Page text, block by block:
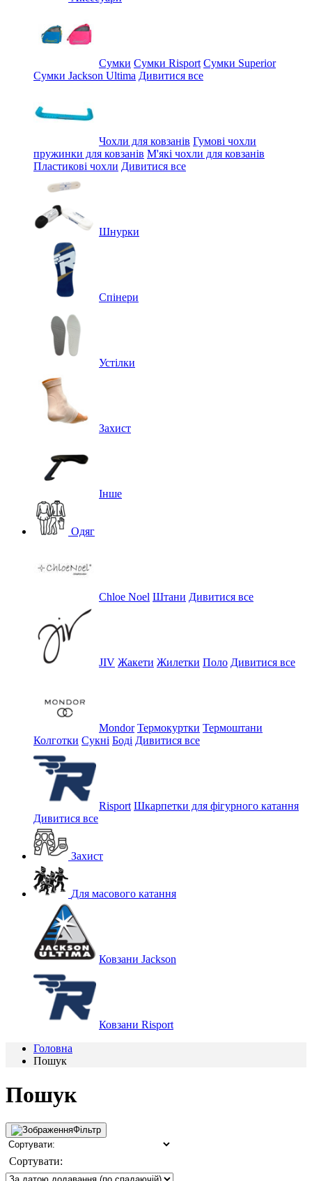
Сумки Сумки Risport Сумки Superior
Сумки Jackson Ultima Дивитися все
Чохли для ковзанів Гумові чохли
пружинки для ковзанів М'які чохли для ковзанів
Пластикові чохли Дивитися все
Шнурки
Спінери
Устілки
Захист
Інше
Одяг
Chloe Noel Штани Дивитися все
JIV Жакети Жилетки Поло Дивитися все
Mondor Термокуртки Термоштани
Колготки Сукні Боді Дивитися все
Risport Шкарпетки для фігурного катання
Дивитися все
Захист
Для масового катання
Ковзани Jackson
Ковзани Risport
Головна
Пошук
Пошук
Фільтр
Сортувати: